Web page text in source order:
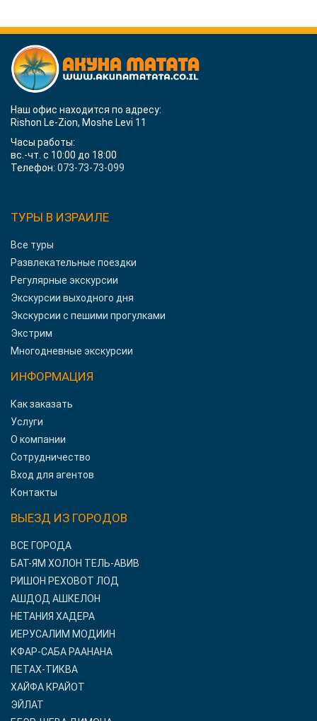
Наш офис находится по адресу:
Rishon Le-Zion, Moshe Levi 11
Часы работы:
вс.-чт. с 10:00 до 18:00
Телефон: 073-73-73-099
ТУРЫ В ИЗРАИЛЕ
Все туры
Развлекательные поездки
Регулярные экскурсии
Экскурсии выходного дня
Экскурсии с пешими прогулками
Экстрим
Многодневные экскурсии
ИНФОРМАЦИЯ
Как заказать
Услуги
О компании
Сотрудничество
Вход для агентов
Контакты
ВЫЕЗД ИЗ ГОРОДОВ
ВСЕ ГОРОДА
БАТ-ЯМ ХОЛОН ТЕЛЬ-АВИВ
РИШОН РЕХОВОТ ЛОД
АШДОД АШКЕЛОН
НЕТАНИЯ ХАДЕРА
ИЕРУСАЛИМ МОДИИН
КФАР-САБА РААНАНА
ПЕТАХ-ТИКВА
ХАЙФА КРАЙОТ
ЭЙЛАТ